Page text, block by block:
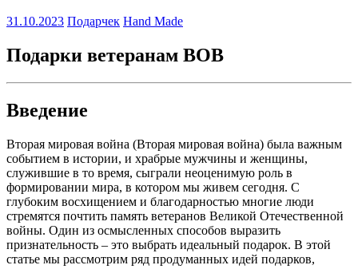
31.10.2023 Подарчек Hand Made
Подарки ветеранам ВОВ
Введение
Вторая мировая война (Вторая мировая война) была важным
событием в истории, и храбрые мужчины и женщины,
служившие в то время, сыграли неоценимую роль в
формировании мира, в котором мы живем сегодня. С
глубоким восхищением и благодарностью многие люди
стремятся почтить память ветеранов Великой Отечественной
войны. Один из осмысленных способов выразить
признательность – это выбрать идеальный подарок. В этой
статье мы рассмотрим ряд продуманных идей подарков,